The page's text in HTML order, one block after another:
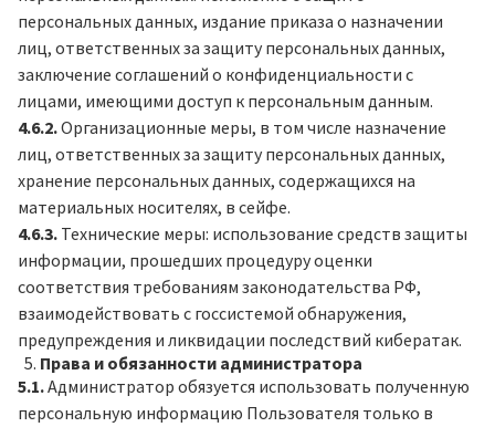
персональных данных, издание приказа о назначении
лиц, ответственных за защиту персональных данных,
заключение соглашений о конфиденциальности с
лицами, имеющими доступ к персональным данным.
4.6.2.Организационные меры, в том числе назначение
лиц, ответственных за защиту персональных данных,
хранение персональных данных, содержащихся на
материальных носителях, в сейфе.
4.6.3. Технические меры: использование средств защиты
информации, прошедших процедуру оценки
соответствия требованиям законодательства РФ,
взаимодействовать с госсистемой обнаружения,
предупреждения и ликвидации последствий кибератак.
Права и обязанности администратора
5.1.Администратор обязуется использовать полученную
персональную информацию Пользователя только в